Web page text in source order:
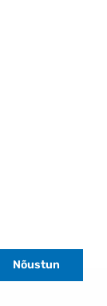
Nõustun